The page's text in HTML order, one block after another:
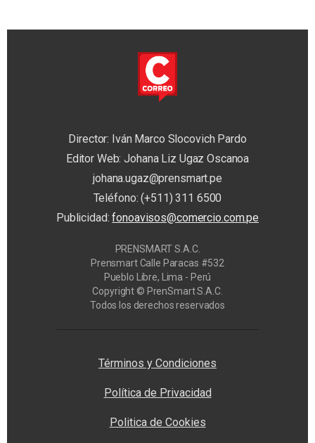
Director: Iván Marco Slocovich Pardo
Editor Web: Johana Liz Ugaz Oscanoa
johana.ugaz@prensmart.pe
Teléfono: (+511) 311 6500
Publicidad:fonoavisos@comercio.com.pe
PRENSMART S.A.C.
Prensmart Calle Paracas #532
Pueblo Libre, Lima - Perú
Copyright © PrenSmart S.A.C.
Todos los derechos reservados
Términos y Condiciones
Política de Privacidad
Politica de Cookies